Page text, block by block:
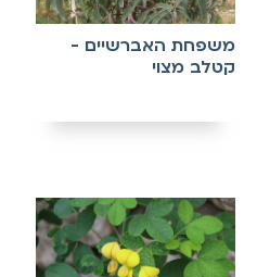
משפחת האברשיים -
קטלב מצוי